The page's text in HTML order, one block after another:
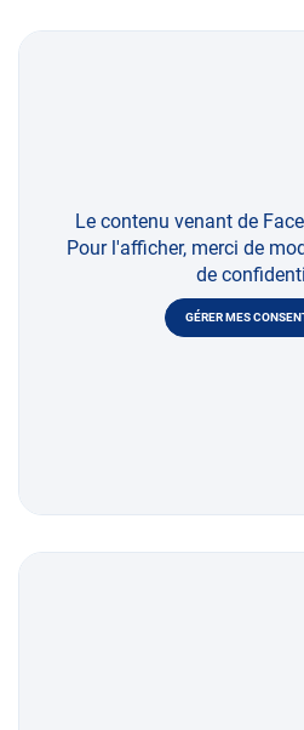
Le contenu venant de
Pour l'afficher, merci de
de
GÉRER MES